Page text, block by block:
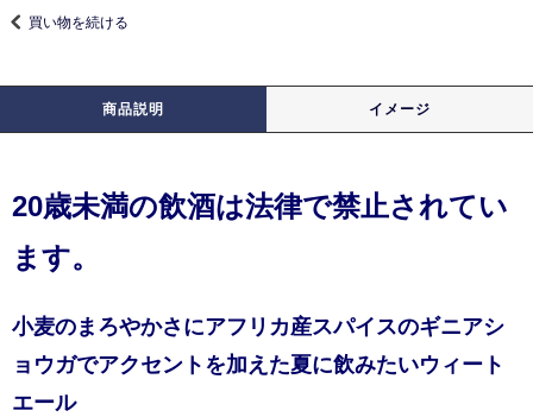
買い物を続ける
商品説明 イメージ
20歳未満の飲酒は法律で禁止されてい
ます。
小麦のまろやかさにアフリカ産スパイスのギニアシ
ョウガでアクセントを加えた夏に飲みたいウィート
エール